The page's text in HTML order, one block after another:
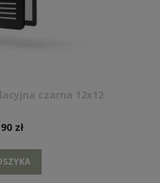
czarna 12x12
zł